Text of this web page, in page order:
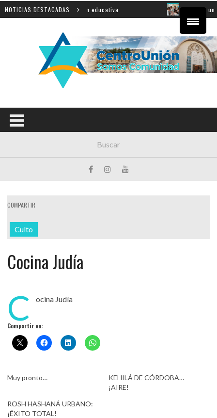
NOTICIAS DESTACADAS
sobre innovación educativa Shahak: una
COMPARTIR
Culto
Cocina Judía
C ocina Judía
Compartir en:
Muy pronto…
KEHILÁ DE CÓRDOBA…
¡AIRE!
ROSH HASHANÁ URBANO:
¡ÉXITO TOTAL!